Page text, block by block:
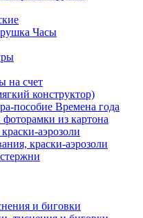
Часы
на счет
конструктор)
пособие Времена года
из картона
аэрозоли
краски-аэрозоли
и биговки